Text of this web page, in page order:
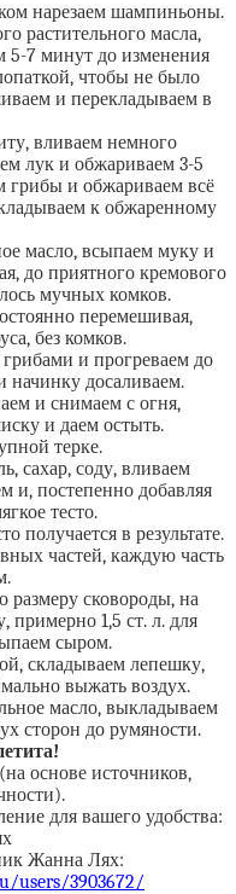
нарезаем шампиньоны.
растительного масла,
7 минут до изменения
чтобы не было
и перекладываем в
вливаем немного
лук и обжариваем 3-5
грибы и обжариваем всё
к обжаренному
масло, всыпаем муку и
до приятного кремового
мучных комков.
перемешивая,
без комков.
и прогреваем до
начинку досаливаем.
и снимаем с огня,
и даем остыть.
терке.
сахар, соду, вливаем
и, постепенно добавляя
тесто.
получается в результате.
частей, каждую часть
размеру сковороды, на
примерно 1,5 ст. л. для
сыром.
складываем лепешку,
выжать воздух.
масло, выкладываем
сторон до румяности.
основе источников,
для вашего удобства:
Жанна Лях:
users/3903672/